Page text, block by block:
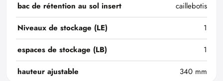
bac de rétention au sol insert
caillebotis
Niveaux de stockage (LE)
1
espaces de stockage (LB)
1
hauteur ajustable
340 mm